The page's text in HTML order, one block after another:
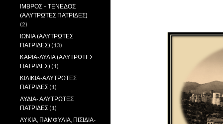
ΙΜΒΡΟΣ – ΤΕΝΕΔΟΣ
(ΑΛΥΤΡΩΤΕΣ ΠΑΤΡΙΔΕΣ)
(2)
ΙΩΝΙΑ (ΑΛΥΤΡΩΤΕΣ
ΠΑΤΡΙΔΕΣ) (13)
ΚΑΡΙΑ-ΛΥΔΙΑ (ΑΛΥΤΡΩΤΕΣ
ΠΑΤΡΙΔΕΣ) (1)
ΚΙΛΙΚΙΑ-ΑΛΥΤΡΩΤΕΣ
ΠΑΤΡΙΔΕΣ (1)
ΛΥΔΙΑ- ΑΛΥΤΡΩΤΕΣ
ΠΑΤΡΙΔΕΣ (1)
ΛΥΚΙΑ, ΠΑΜΦΥΛΙΑ, ΠΙΣΙΔΙΑ-